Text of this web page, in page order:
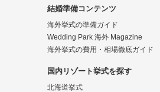
結婚準備コンテンツ
海外挙式の準備ガイド
Wedding Park 海外 Magazine
海外挙式の費用・相場徹底ガイド
国内リゾート挙式を探す
北海道挙式